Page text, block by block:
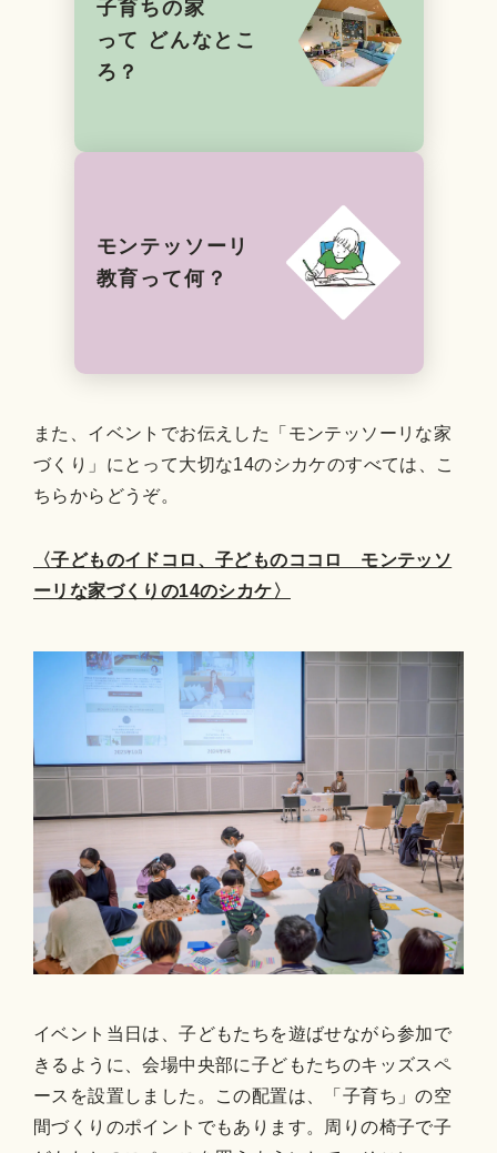
子育ちの家
って
どんなとこ
ろ？
モンテッソーリ
教育って何？
また、イベントでお伝えした「モンテッソーリな家
づくり」にとって大切な14のシカケのすべては、こ
ちらからどうぞ。
〈子どものイドコロ、子どものココロ モンテッソ
ーリな家づくりの14のシカケ〉
イベント当日は、子どもたちを遊ばせながら参加で
きるように、会場中央部に子どもたちのキッズスペ
ースを設置しました。この配置は、「子育ち」の空
間づくりのポイントでもあります。周りの椅子で子